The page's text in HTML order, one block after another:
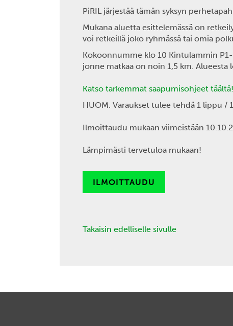
PiRIL järjestää tämän syksyn
Mukana aluetta esittelemässä on
voi retkeillä joko ryhmässä tai omia
Kokoonnumme klo 10 Kintulammin
jonne matkaa on noin 1,5 km.
Katso tarkemmat saapumisohjeet täältä!
HUOM. Varaukset tulee tehdä 1 lippu /
Ilmoittaudu mukaan viimeistään
Lämpimästi tervetuloa mukaan!
ILMOITTAUDU
Takaisin edelliselle sivulle